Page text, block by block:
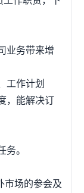
业务带来增
工作计划
，能解决订
。
市场的参会及